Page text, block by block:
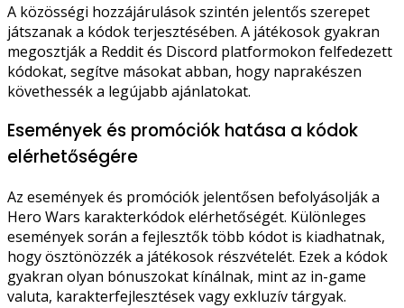
A közösségi hozzájárulások szintén jelentős szerepet
játszanak a kódok terjesztésében. A játékosok gyakran
megosztják a Reddit és Discord platformokon felfedezett
kódokat, segítve másokat abban, hogy naprakészen
követhessék a legújabb ajánlatokat.
Események és promóciók hatása a kódok
elérhetőségére
Az események és promóciók jelentősen befolyásolják a
Hero Wars karakterkódok elérhetőségét. Különleges
események során a fejlesztők több kódot is kiadhatnak,
hogy ösztönözzék a játékosok részvételét. Ezek a kódok
gyakran olyan bónuszokat kínálnak, mint az in-game
valuta, karakterfejlesztések vagy exkluzív tárgyak.